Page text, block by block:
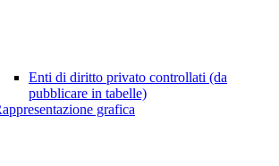
Enti di diritto privato controllati (da
pubblicare in tabelle)
grafica